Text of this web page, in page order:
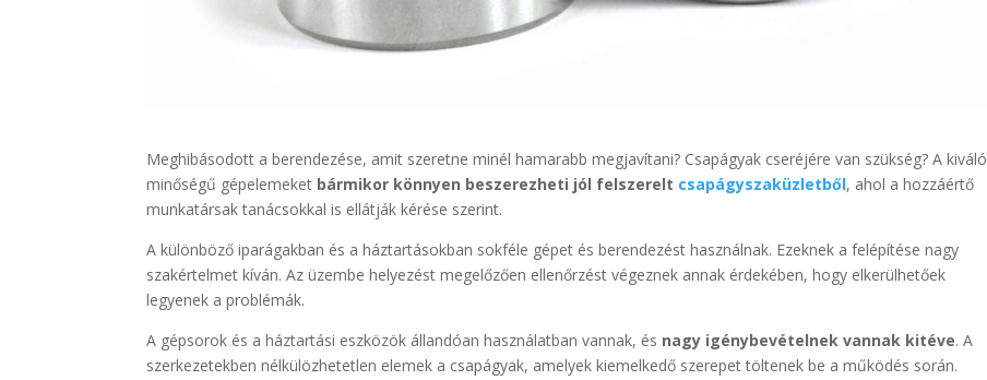
Meghibásodott a berendezése, amit szeretne minél hamarabb megjavítani? Csapágyak cseréjére van szükség? A kiváló
minőségű gépelemeket bármikor könnyen beszerezheti jól felszerelt csapágyszaküzletből, ahol a hozzáértő
munkatársak tanácsokkal is ellátják kérése szerint.
A különböző iparágakban és a háztartásokban sokféle gépet és berendezést használnak. Ezeknek a felépítése nagy
szakértelmet kíván. Az üzembe helyezést megelőzően ellenőrzést végeznek annak érdekében, hogy elkerülhetőek
legyenek a problémák.
A gépsorok és a háztartási eszközök állandóan használatban vannak, és nagy igénybevételnek vannak kitéve. A
szerkezetekben nélkülözhetetlen elemek a csapágyak, amelyek kiemelkedő szerepet töltenek be a működés során.